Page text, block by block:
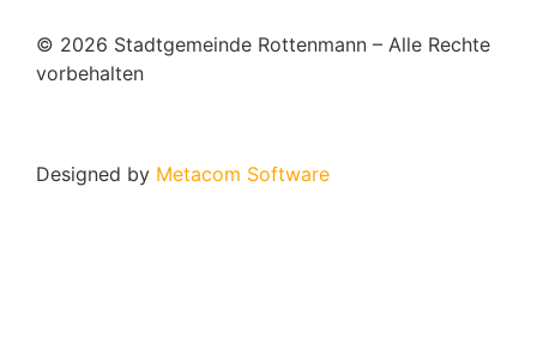
© 2026 Stadtgemeinde Rottenmann – Alle Rechte
vorbehalten
Designed by Metacom Software